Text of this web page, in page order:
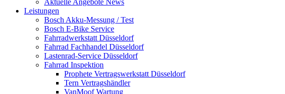
Aktuelle Angebote News
Leistungen
Bosch Akku-Messung / Test
Bosch E-Bike Service
Fahrradwerkstatt Düsseldorf
Fahrrad Fachhandel Düsseldorf
Lastenrad-Service Düsseldorf
Fahrrad Inspektion
Prophete Vertragswerkstatt Düsseldorf
Tern Vertragshändler
VanMoof Wartung